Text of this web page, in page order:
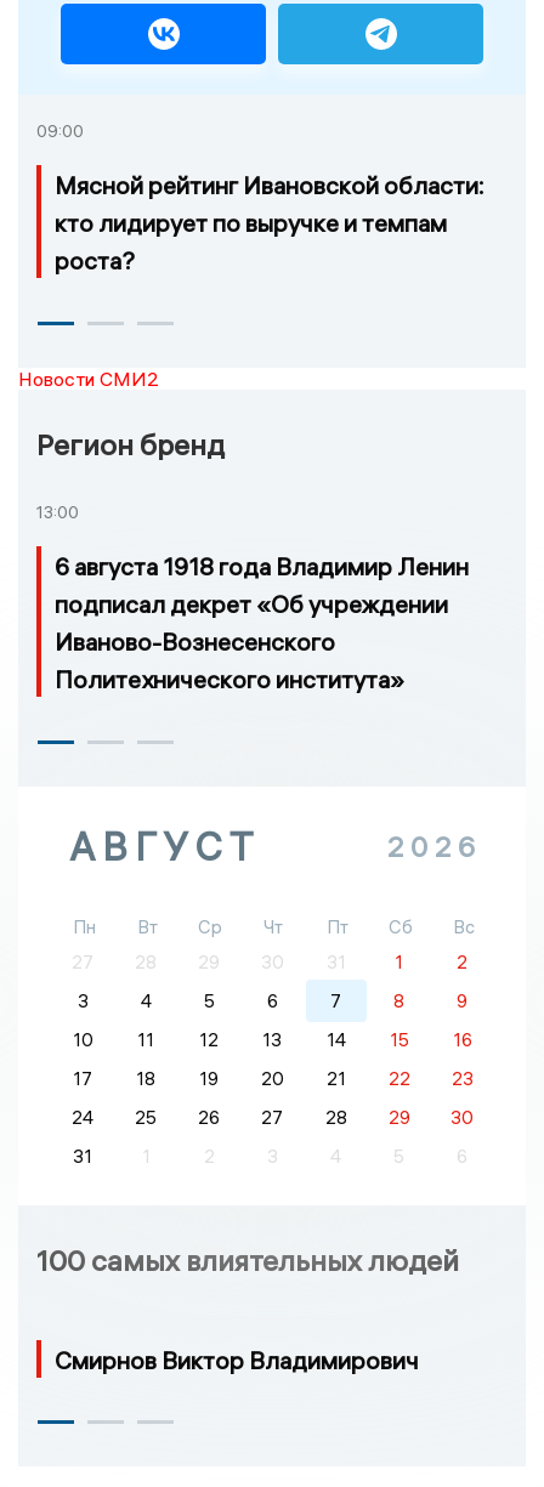
09:00
Мясной рейтинг Ивановской области:
кто лидирует по выручке и темпам
роста?
Новости СМИ2
Регион бренд
13:00
6 августа 1918 года Владимир Ленин
подписал декрет «Об учреждении
Иваново-Вознесенского
Политехнического института»
АВГУСТ 2026
Пн Вт Ср Чт Пт Сб
Вс
27
28 29 30 31 1
2
3
4 5 6 7 8
9
10
11 12 13 14 15
16
17
18 19 20 21 22
23
24
25 26 27 28 29
30
31
1 2 3 4 5 6
100 самых влиятельных людей
Смирнов Виктор Владимирович